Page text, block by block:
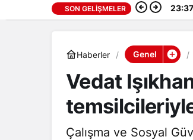
SON GELIŞMELER
Haberler Genel
Vedat
Çalışma ve Sosyal